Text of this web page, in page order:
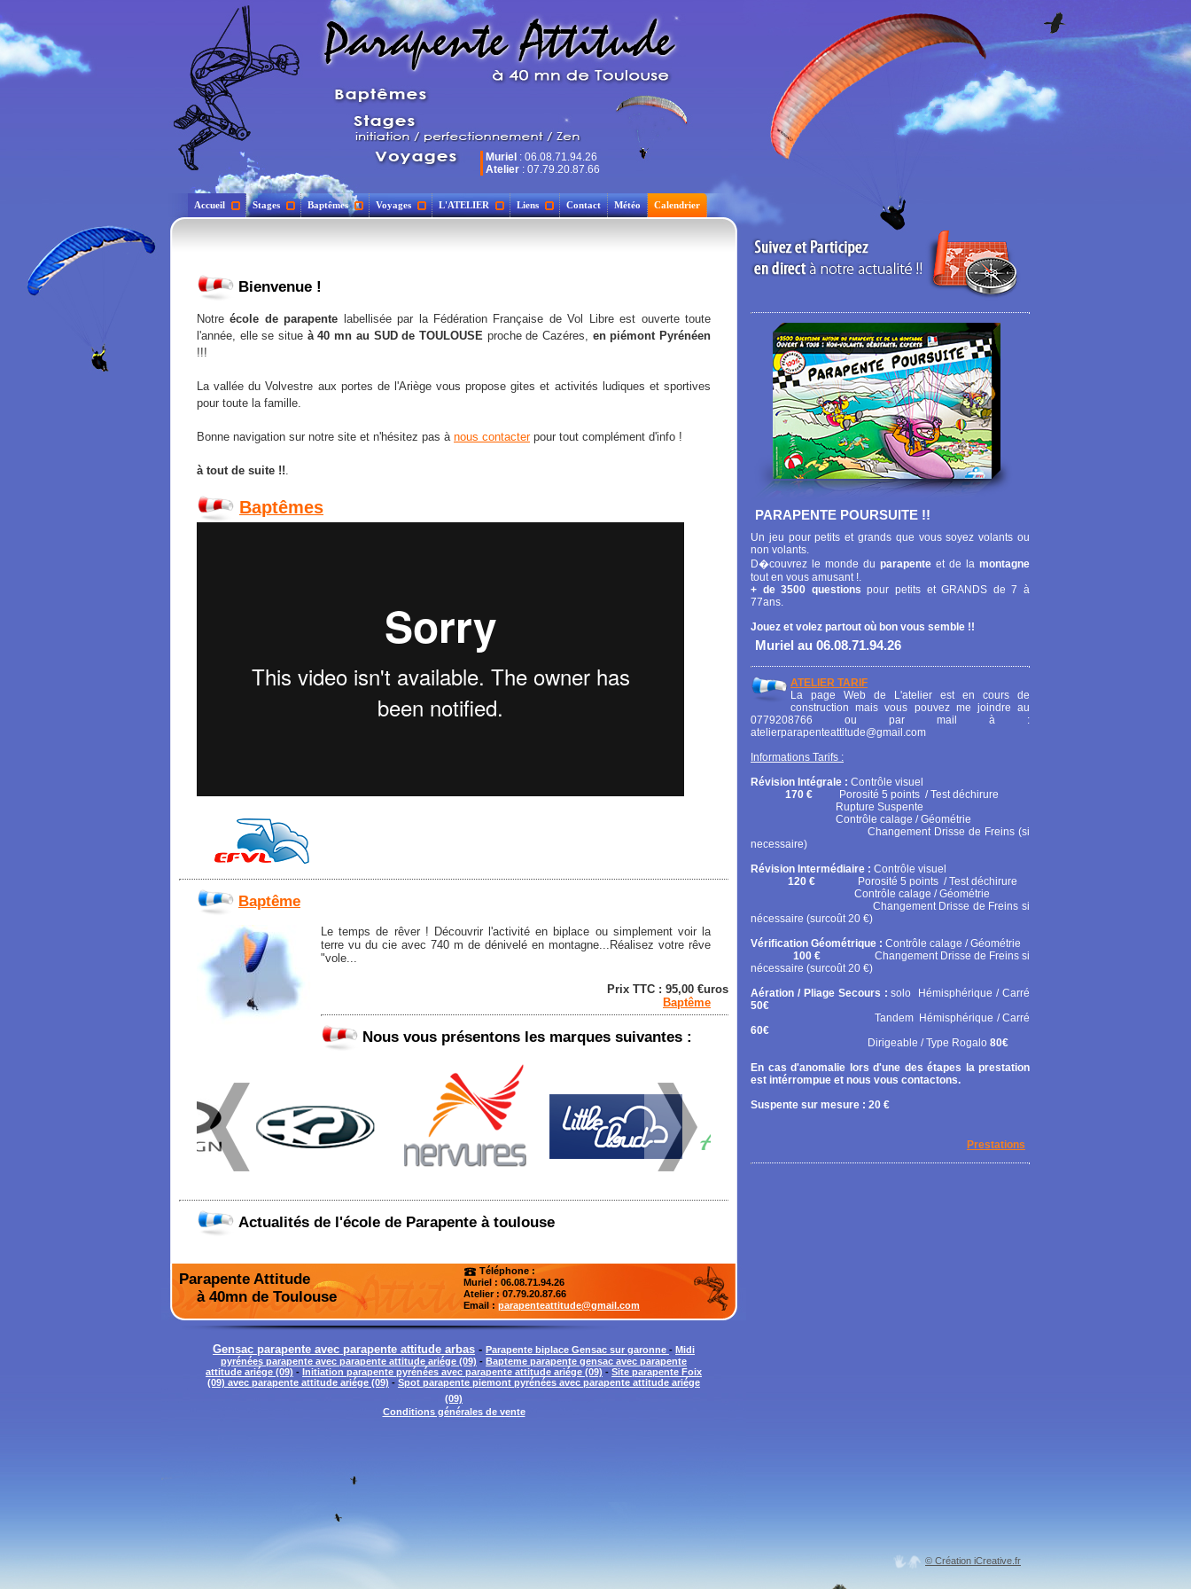
Muriel : 06.08.71.94.26
Atelier : 07.79.20.87.66
Accueil Stages Baptêmes Voyages L'ATELIER Liens Contact Météo Calendrier
Bienvenue !
Notreécole de parapente labellisée par la Fédération Française de Vol Libre est ouverte toute
l'année, elle se situe à 40 mn au SUD de TOULOUSEproche de Cazéres, en piémont Pyrénéen
!!!
La vallée du Volvestre aux portes de l'Ariège vous propose gites et activités ludiques et sportives
pour toute la famille.
Bonne navigation sur notre site et n'hésitez pas à nous contacterpour tout complément d'info !
à tout de suite !!.
Baptêmes
Baptême
Le temps de rêver ! Découvrir l'activité en biplace ou simplement voir la
terre vu du cie avec 740 m de dénivelé en montagne...Réalisez votre rêve
"vole...
Prix TTC : 95,00 €uros
Baptême
Nous vous présentons les marques suivantes :
Actualités de l'école de Parapente à toulouse
Parapente Attitude
à 40mn de Toulouse
Téléphone :
Muriel : 06.08.71.94.26
Atelier: 07.79.20.87.66
Email : parapenteattitude@gmail.com
Gensac parapente avec parapente attitude arbas - Parapente biplace Gensac sur garonne - Midi
pyrénées parapente avec parapente attitude ariége (09) - Bapteme parapente gensac avec parapente
attitude ariége (09) - Initiation parapente pyrénées avec parapente attitude ariége (09) - Site parapente Foix
(09) avec parapente attitude ariége (09) - Spot parapente piemont pyrénées avec parapente attitude ariége
(09)
Conditions générales de vente
PARAPENTE POURSUITE !!
Un jeu pour petits et grands que vous soyez volants ou
non volants.
D�couvrez le monde du parapente et de la montagne
tout en vous amusant !.
+ de 3500 questions pour petits et GRANDS de 7 à
77ans.
Jouez et volez partout où bon vous semble !!
Muriel au 06.08.71.94.26
ATELIER TARIF
La page Web de L'atelier est en cours de
construction mais vous pouvez me joindre au
0779208766 ou par mail à :
atelierparapenteattitude@gmail.com
Informations Tarifs :
Révision Intégrale : Contrôle visuel
170 € Porosité 5 points / Test déchirure
Rupture Suspente
Contrôle calage / Géométrie
Changement Drisse de Freins (si
necessaire)
Révision Intermédiaire : Contrôle visuel
120 € Porosité 5 points / Test déchirure
Contrôle calage / Géométrie
Changement Drisse de Freins si
nécessaire (surcoût 20 €)
Vérification Géométrique : Contrôle calage / Géométrie
100 € Changement Drisse de Freins si
nécessaire (surcoût 20 €)
Aération / Pliage Secours :solo
Hémisphérique / Carré
50€
Tandem Hémisphérique / Carré
60€
Dirigeable / Type Rogalo 80€
En cas d'anomalie lors d'une des étapes la prestation
est intérrompue et nous vous contactons.
Suspente sur mesure : 20 €
Prestations
© Création iCreative.fr